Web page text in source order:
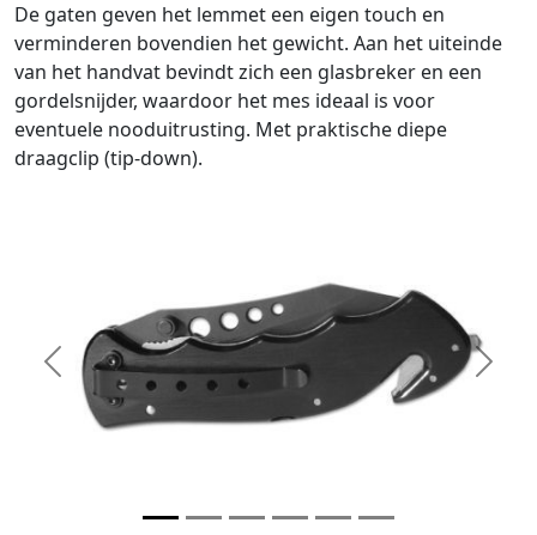
De gaten geven het lemmet een eigen touch en
verminderen bovendien het gewicht. Aan het uiteinde
van het handvat bevindt zich een glasbreker en een
gordelsnijder, waardoor het mes ideaal is voor
eventuele nooduitrusting. Met praktische diepe
draagclip (tip-down).
Previous Next